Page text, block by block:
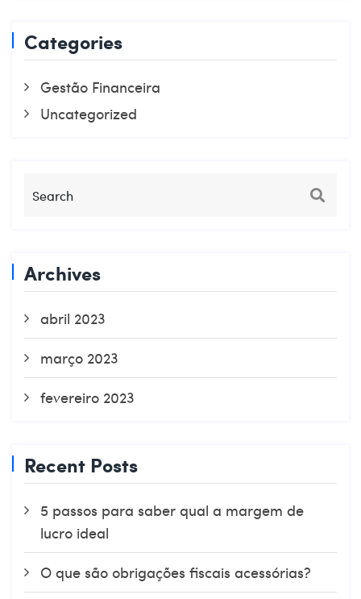
Categories
Gestão Financeira
Uncategorized
Archives
abril 2023
março 2023
fevereiro 2023
Recent Posts
5 passos para saber qual a margem de
lucro ideal
O que são obrigações fiscais acessórias?